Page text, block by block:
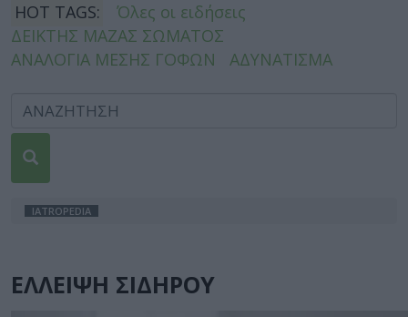
HOT TAGS:
Όλες οι ειδήσεις
ΔΕΙΚΤΗΣ ΜΑΖΑΣ ΣΩΜΑΤΟΣ
ΑΝΑΛΟΓΙΑ ΜΕΣΗΣ ΓΟΦΩΝ
ΑΔΥΝΑΤΙΣΜΑ
IATROPEDIA
ΕΛΛΕΙΨΗ ΣΙΔΗΡΟΥ